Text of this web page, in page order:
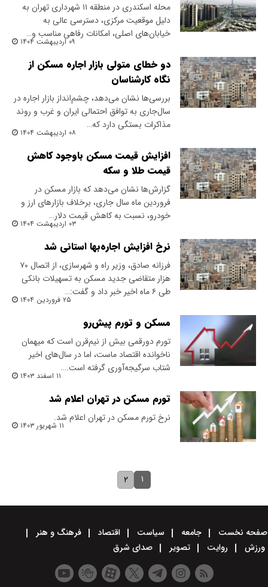
محله اسکندری در منطقه ۱۱ شهرداری تهران به
دلیل موقعیت مرکزی، دسترسی عالی به
خیابان‌های اصلی، امکانات رفاهی مناسب و…
۰۹ اردیبهشت ۱۴۰۴
دو خطای متولی بازار اجاره مسکن از
نگاه کارشناسان
بررسی‌ها نشان می‌دهد، چشم‌‌‌انداز بازار اجاره در
سال‌جاری به توافق احتمالی ایران و غرب و روند
مذاکرات بستگی دارد که…
۰۸ اردیبهشت ۱۴۰۴
افزایش قیمت مسکن باوجود کاهش
قیمت طلا و سکه
گزارش‌ها نشان می‌دهد که بازار مسکن در
فروردین ماه سال جاری، برخلاف بازارهای ارز و
خودرو، نسبت به کاهش قیمت دلار…
۰۳ اردیبهشت ۱۴۰۴
نرخ افزایش اجاره‌بها استانی شد
فرزانه صادق، وزیر راه و شهرسازی، از اتصال ۷۰
هزار متقاضی جدید مسکن به تسهیلات بانکی
طی ۶ ماه اخیر خبر داد و گفت:…
۲۵ فروردین ۱۴۰۴
مسکن و تورم پیش‌رو
تورم دورقمی بیش از نیم‌قرن است که میهمان
ناخوانده اقتصاد ماست، اما در سال‌های اخیر
شتاب سرگیجه‌آوری گرفته‌ است.…
۱۱ اسفند ۱۴۰۳
تورم مسکن در تهران اعلام شد
نرخ تورم مسکن در تهران اعلام شد.
۱۱ شهریور ۱۴۰۳
۱ ۲
صفحه نخست جامعه سیاست اقتصاد
فرهنگ و هنر
ورزش
روایت تصویر صدای شرق